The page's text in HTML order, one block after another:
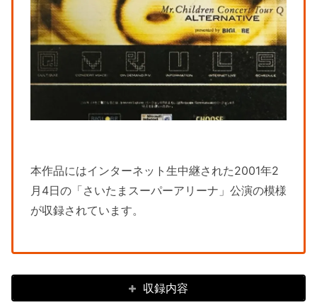
本作品にはインターネット生中継された2001年2
月4日の「さいたまスーパーアリーナ」公演の模様
が収録されています。
収録内容